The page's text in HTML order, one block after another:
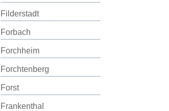
Filderstadt
Forbach
Forchheim
Forchtenberg
Forst
Frankenthal